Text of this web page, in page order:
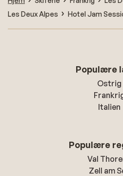
Les Deux Alpes
Hotel Jam
Populære
Ostrig
Italien
Populære
Val
Zell am